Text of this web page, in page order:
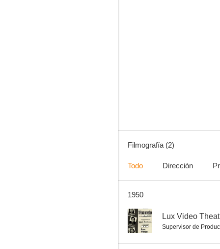
Filmografía (2)
Todo Dirección
1950
-- Lux Video
Supervisor de